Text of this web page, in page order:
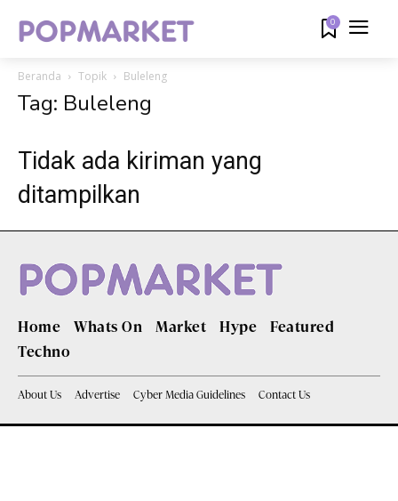
0
Beranda Topik Buleleng
Tag: Buleleng
Tidak ada kiriman yang
ditampilkan
Home Whats On Market Hype
Featured
Techno
About Us Advertise Cyber Media Guidelines Contact Us